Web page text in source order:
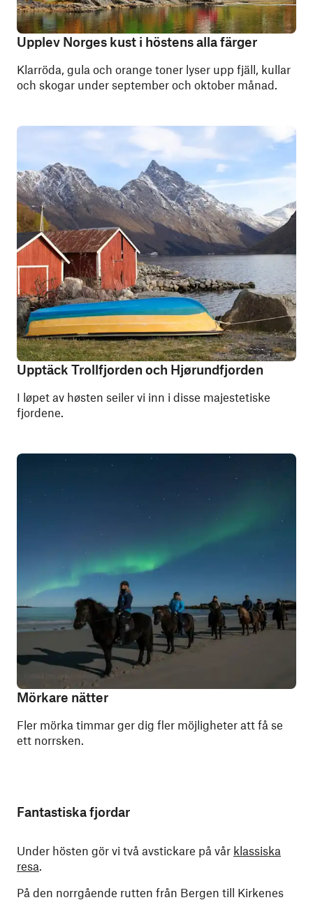
Upplev Norges kust i höstens alla färger
Klarröda, gula och orange toner lyser upp fjäll, kullar
och skogar under september och oktober månad.
Upptäck Trollfjorden och Hjørundfjorden
I løpet av høsten seiler vi inn i disse majestetiske
fjordene.
Mörkare nätter
Fler mörka timmar ger dig fler möjligheter att få se
ett norrsken.
Fantastiska fjordar
Under hösten gör vi två avstickare på vår klassiska
resa.
På den norrgående rutten från Bergen till Kirkenes